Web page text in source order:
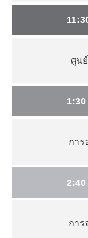
ศูน
กา
2:40
กา